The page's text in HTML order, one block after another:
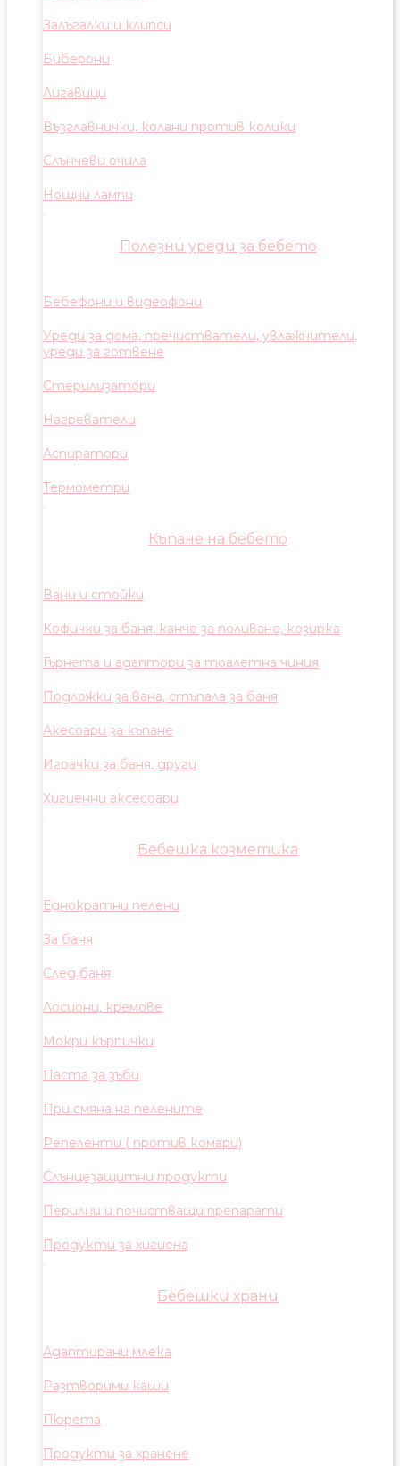
Залъгалки и клипси
Биберони
Лигавици
Възглавнички, колани против колики
Слънчеви очила
Нощни лампи
Полезни уреди за бебето
Бебефони и видеофони
Уреди за дома, пречистватели, увлажнители,
уреди за готвене
Стерилизатори
Нагреватели
Аспиратори
Термометри
Къпане на бебето
Вани и стойки
Кофички за баня, канче за поливане, козирка
Гърнета и адаптори за тоалетна чиния
Подложки за вана, стъпала за баня
Акесоари за къпане
Играчки за баня, други
Хигиенни аксесоари
Бебешка козметика
Еднократни пелени
За баня
След баня
Лосиони, кремове
Мокри кърпички
Паста за зъби
При смяна на пелените
Репеленти ( против комари)
Слънцезащитни продукти
Перилни и почистващи препарати
Продукти за хигиена
Бебешки храни
Адаптирани млека
Разтворими каши
Пюрета
Продукти за хранене